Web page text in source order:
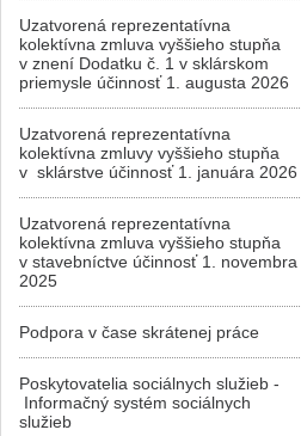
Uzatvorená reprezentatívna
kolektívna zmluva vyššieho stupňa
v znení Dodatku č. 1 v sklárskom
priemysle účinnosť 1. augusta 2026
Uzatvorená reprezentatívna
kolektívna zmluvy vyššieho stupňa
v sklárstve účinnosť 1. januára 2026
Uzatvorená reprezentatívna
kolektívna zmluva vyššieho stupňa
v stavebníctve účinnosť 1. novembra
2025
Podpora v čase skrátenej práce
Poskytovatelia sociálnych služieb -
Informačný systém sociálnych
služieb